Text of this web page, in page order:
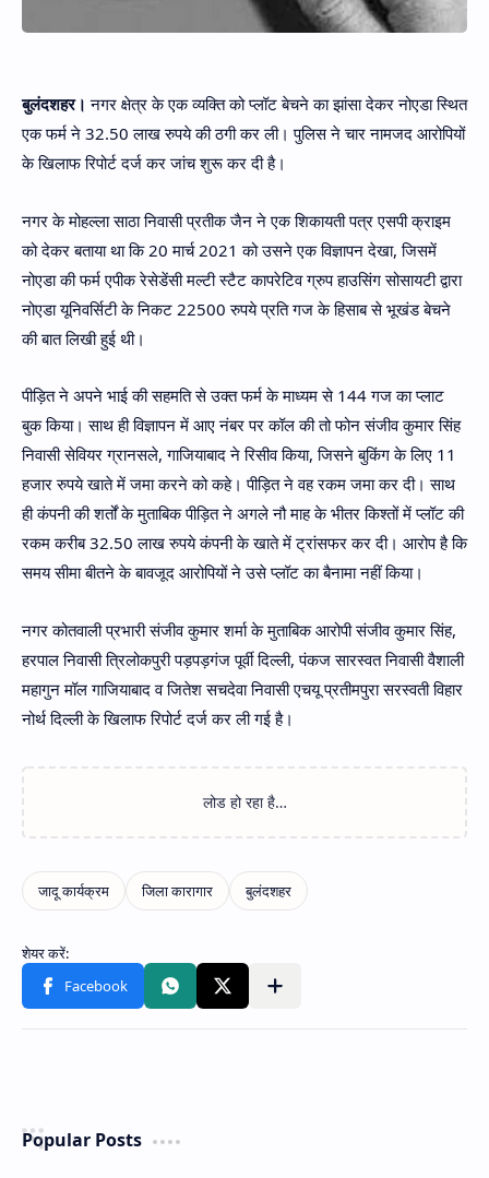
बुलंदशहर। नगर क्षेत्र के एक व्यक्ति को प्लॉट बेचने का झांसा देकर नोएडा स्थित
एक फर्म ने 32.50 लाख रुपये की ठगी कर ली। पुलिस ने चार नामजद आरोपियों
के खिलाफ रिपोर्ट दर्ज कर जांच शुरू कर दी है।
नगर के मोहल्ला साठा निवासी प्रतीक जैन ने एक शिकायती पत्र एसपी क्राइम
को देकर बताया था कि 20 मार्च 2021 को उसने एक विज्ञापन ‌देखा, जिसमें
नोएडा की फर्म एपीक रेसेडेंसी मल्टी स्टैट कापरेटिव ग्रुप हाउसिंग सोसायटी द्वारा
नोएडा यूनिवर्सिटी के निकट 22500 रुपये प्रति गज के हिसाब से भूखंड बेचने
की बात लिखी हुई थी।
पीड़ित ने अपने भाई की सहमति से उक्त फर्म के माध्यम से 144 गज का प्लाट
बुक किया। साथ ही विज्ञापन में आए नंबर पर कॉल की तो फोन संजीव कुमार सिंह
निवासी सेवियर ग्रानसले, गाजियाबाद ने रिसीव किया, जिसने बुकिंग के लिए 11
हजार रुपये खाते में जमा करने को कहे। पीड़ित ने वह रकम जमा कर दी। साथ
ही कंपनी की शर्तों के मुताबिक पीड़ित ने अगले नौ माह के भीतर किश्तों में प्लॉट की
रकम करीब 32.50 लाख रुपये कंपनी के खाते में ट्रांसफर कर दी। आरोप है कि
समय सीमा बीतने के बावजूद आरोपियों ने उसे प्लॉट का बैनामा नहीं किया।
नगर कोतवाली प्रभारी संजीव कुमार शर्मा के मुताबिक आरोपी संजीव कुमार सिंह,
हरपाल निवासी त्रिलोकपुरी पड़पड़गंज पूर्वी दिल्ली, पंकज सारस्वत निवासी वैशाली
महागुन मॉल गाजियाबाद व जितेश सचदेवा निवासी एचयू प्रतीमपुरा सरस्वती विहार
नोर्थ दिल्ली के खिलाफ रिपोर्ट दर्ज कर ली गई है।
Popular Posts